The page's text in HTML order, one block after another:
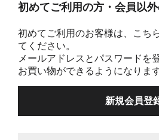
初めてご利用の方・会員以
初めてご利用のお客様は、こち
てください。
メールアドレスとパスワードを
お買い物ができるようになります